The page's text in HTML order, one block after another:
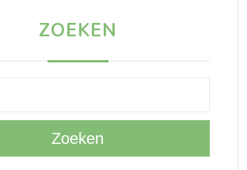
ZOEKEN
Zoeken